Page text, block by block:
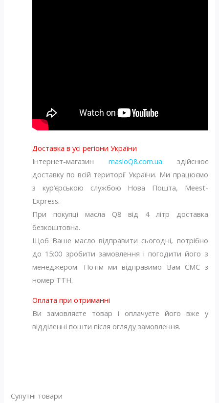
Доставка в усі регіони України
Інтернет-магазин masloQ8.com.ua здійснює
доставку по всій території України. Ми працюємо
з кур’єрською службою Нова Пошта, Meest-
Express.
При покупці масла Q8 від 4 літр доставка
безкоштовна.
Щоб Ваше масло відправити сьогодні, потрібно
до 15:00 зробити замовлення і погодити його з
менеджером. Потім ми відправимо Вам СМС з
номер ТТН.
Оплата при отриманні
Ви замовляєте товар і оплачуєте його вже у
відділенні пошти після огляду замовлення.
Супутні товари